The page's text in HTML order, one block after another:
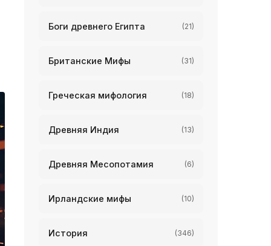
Боги древнего Египта (21)
Британские Мифы (31)
Греческая мифология (18)
Древняя Индия (13)
Древняя Месопотамия (6)
Ирландские мифы (10)
История (346)